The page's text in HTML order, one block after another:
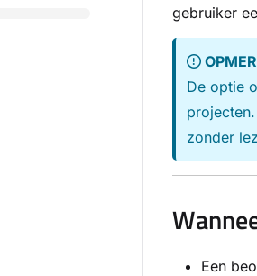
gebruiker
De optie
zonder
Een